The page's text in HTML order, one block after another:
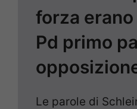
forza
Pd primo
Le parole di